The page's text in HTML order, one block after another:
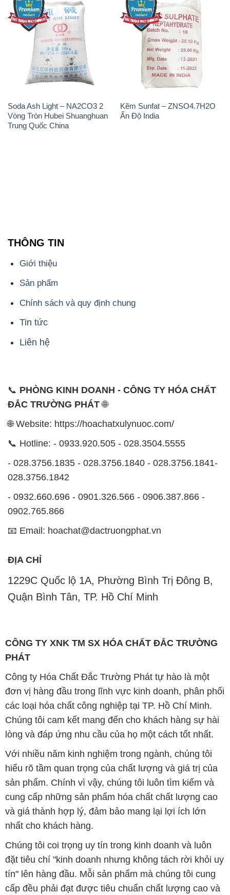
Soda Ash Light – NA2CO3 2
Vòng Tròn Hubei Shuanghuan
Trung Quốc China
Kẽm Sunfat – ZNSO4.7H2O
Ấn Độ India
THÔNG TIN
Giới thiệu
Sản phẩm
Chính sách và quy định chung
Tin tức
Liên hệ
📞 PHÒNG KINH DOANH - CÔNG TY HÓA CHẤT
ĐẮC TRƯỜNG PHÁT🌐
🌐 Website: https://hoachatxulynuoc.com/
📞 Hotline: - 0933.920.505 - 028.3504.5555
- 028.3756.1835 - 028.3756.1840 - 028.3756.1841-
028.3756.1842
- 0932.660.696 - 0901.326.566 - 0906.387.866 -
0902.765.866
📧 Email: hoachat@dactruongphat.vn
ĐỊA CHỈ
1229C Quốc lộ 1A, Phường Bình Trị Đông B,
Quận Bình Tân, TP. Hồ Chí Minh
CÔNG TY XNK TM SX HÓA CHẤT ĐẮC TRƯỜNG
PHÁT
Công ty Hóa Chất Đắc Trường Phát tự hào là một
đơn vị hàng đầu trong lĩnh vực kinh doanh, phân phối
các loại hóa chất công nghiệp tại TP. Hồ Chí Minh.
Chúng tôi cam kết mang đến cho khách hàng sự hài
lòng và đáp ứng nhu cầu của họ một cách tốt nhất.
Với nhiều năm kinh nghiệm trong ngành, chúng tôi
hiểu rõ tầm quan trọng của chất lượng và giá trị của
sản phẩm. Chính vì vậy, chúng tôi luôn tìm kiếm và
cung cấp những sản phẩm hóa chất chất lượng cao
và giá thành hợp lý, đảm bảo mang lại lợi ích lớn
nhất cho khách hàng.
Chúng tôi coi trọng uy tín trong kinh doanh và luôn
đặt tiêu chí "kinh doanh nhưng không tách rời khỏi uy
tín" lên hàng đầu. Mỗi sản phẩm mà chúng tôi cung
cấp đều phải đạt được tiêu chuẩn chất lượng cao và